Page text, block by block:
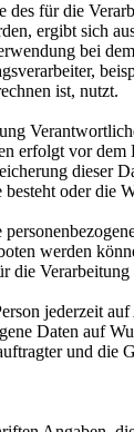
für die
ergibt sich
bei
ist, nutzt.
erfolgt vor
oder die
werden
die
jederzeit
Daten auf
und